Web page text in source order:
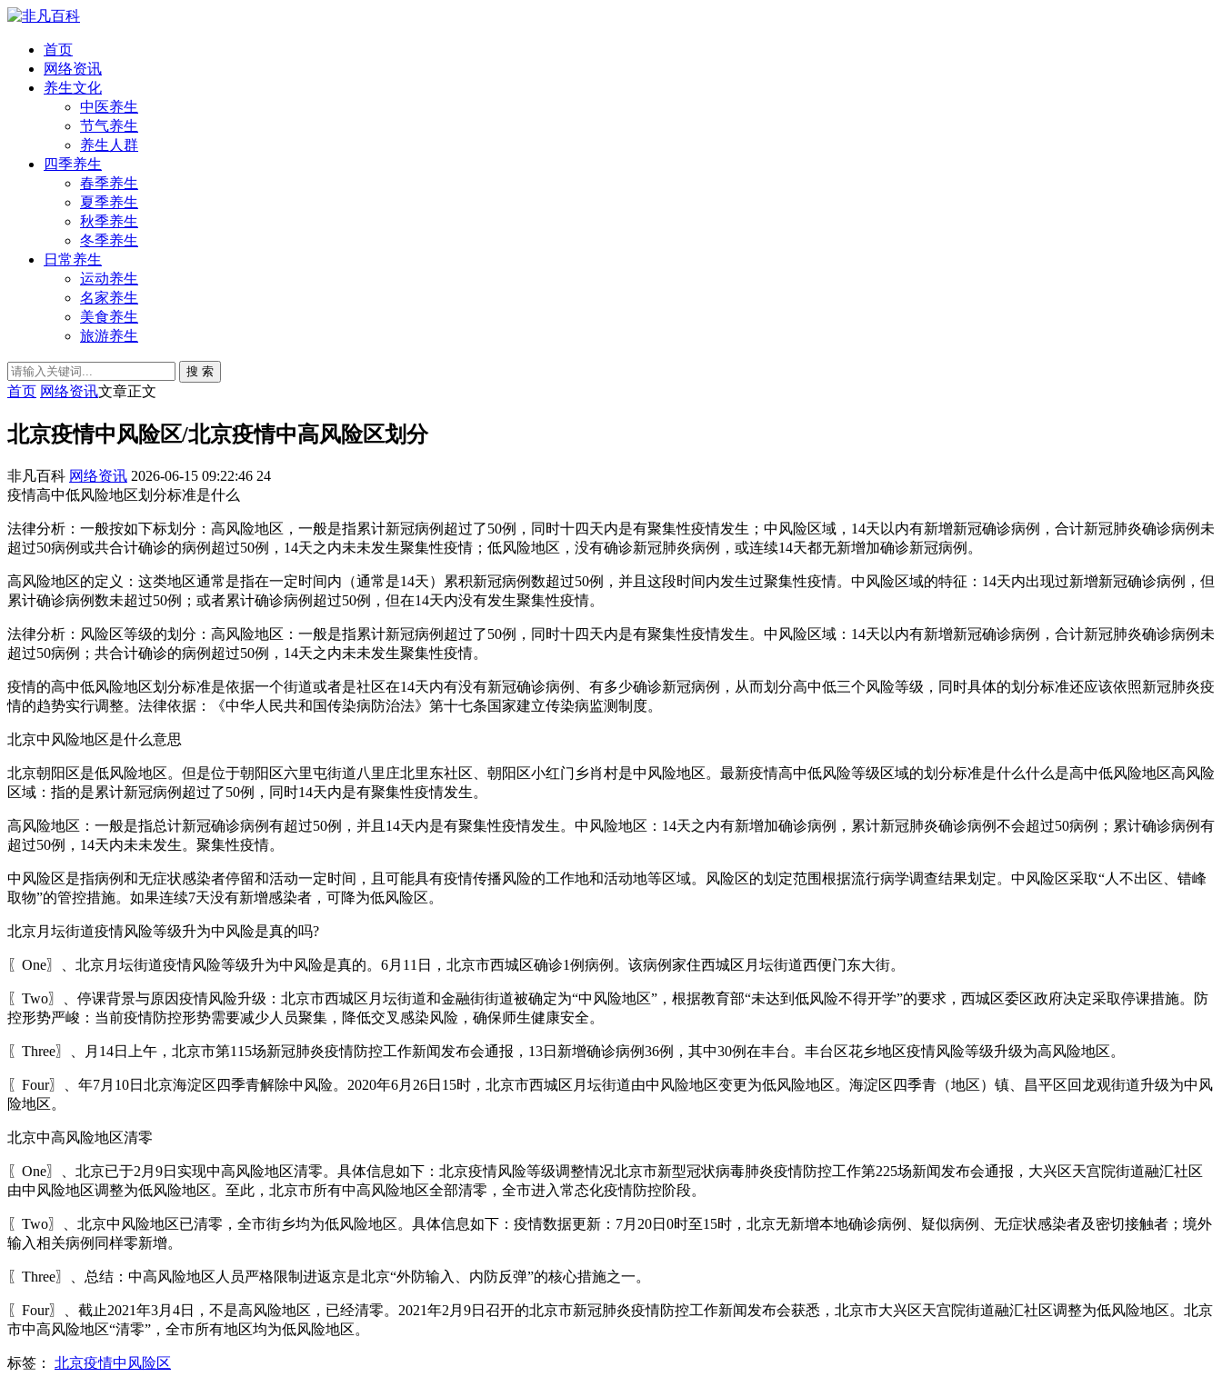
首页
网络资讯
养生文化
中医养生
节气养生
养生人群
四季养生
春季养生
夏季养生
秋季养生
冬季养生
日常养生
运动养生
名家养生
美食养生
旅游养生
搜 索
首页 网络资讯文章正文
北京疫情中风险区/北京疫情中高风险区划分
非凡百科 网络资讯 2026-06-15 09:22:46 24
疫情高中低风险地区划分标准是什么
法律分析：一般按如下标划分：高风险地区，一般是指累计新冠病例超过了50例，同时十四天内是有聚集性疫情发生；中风险区域，14天以内有新增新冠确诊病例，合计新冠肺炎确诊病例未
超过50病例或共合计确诊的病例超过50例，14天之内未未发生聚集性疫情；低风险地区，没有确诊新冠肺炎病例，或连续14天都无新增加确诊新冠病例。
高风险地区的定义：这类地区通常是指在一定时间内（通常是14天）累积新冠病例数超过50例，并且这段时间内发生过聚集性疫情。中风险区域的特征：14天内出现过新增新冠确诊病例，但
累计确诊病例数未超过50例；或者累计确诊病例超过50例，但在14天内没有发生聚集性疫情。
法律分析：风险区等级的划分：高风险地区：一般是指累计新冠病例超过了50例，同时十四天内是有聚集性疫情发生。中风险区域：14天以内有新增新冠确诊病例，合计新冠肺炎确诊病例未
超过50病例；共合计确诊的病例超过50例，14天之内未未发生聚集性疫情。
疫情的高中低风险地区划分标准是依据一个街道或者是社区在14天内有没有新冠确诊病例、有多少确诊新冠病例，从而划分高中低三个风险等级，同时具体的划分标准还应该依照新冠肺炎疫
情的趋势实行调整。法律依据：《中华人民共和国传染病防治法》第十七条国家建立传染病监测制度。
北京中风险地区是什么意思
北京朝阳区是低风险地区。但是位于朝阳区六里屯街道八里庄北里东社区、朝阳区小红门乡肖村是中风险地区。最新疫情高中低风险等级区域的划分标准是什么什么是高中低风险地区高风险
区域：指的是累计新冠病例超过了50例，同时14天内是有聚集性疫情发生。
高风险地区：一般是指总计新冠确诊病例有超过50例，并且14天内是有聚集性疫情发生。中风险地区：14天之内有新增加确诊病例，累计新冠肺炎确诊病例不会超过50病例；累计确诊病例有
超过50例，14天内未未发生。聚集性疫情。
中风险区是指病例和无症状感染者停留和活动一定时间，且可能具有疫情传播风险的工作地和活动地等区域。风险区的划定范围根据流行病学调查结果划定。中风险区采取“人不出区、错峰
取物”的管控措施。如果连续7天没有新增感染者，可降为低风险区。
北京月坛街道疫情风险等级升为中风险是真的吗?
〖One〗、北京月坛街道疫情风险等级升为中风险是真的。6月11日，北京市西城区确诊1例病例。该病例家住西城区月坛街道西便门东大街。
〖Two〗、停课背景与原因疫情风险升级：北京市西城区月坛街道和金融街街道被确定为“中风险地区”，根据教育部“未达到低风险不得开学”的要求，西城区委区政府决定采取停课措施。防
控形势严峻：当前疫情防控形势需要减少人员聚集，降低交叉感染风险，确保师生健康安全。
〖Three〗、月14日上午，北京市第115场新冠肺炎疫情防控工作新闻发布会通报，13日新增确诊病例36例，其中30例在丰台。丰台区花乡地区疫情风险等级升级为高风险地区。
〖Four〗、年7月10日北京海淀区四季青解除中风险。2020年6月26日15时，北京市西城区月坛街道由中风险地区变更为低风险地区。海淀区四季青（地区）镇、昌平区回龙观街道升级为中风
险地区。
北京中高风险地区清零
〖One〗、北京已于2月9日实现中高风险地区清零。具体信息如下：北京疫情风险等级调整情况北京市新型冠状病毒肺炎疫情防控工作第225场新闻发布会通报，大兴区天宫院街道融汇社区
由中风险地区调整为低风险地区。至此，北京市所有中高风险地区全部清零，全市进入常态化疫情防控阶段。
〖Two〗、北京中风险地区已清零，全市街乡均为低风险地区。具体信息如下：疫情数据更新：7月20日0时至15时，北京无新增本地确诊病例、疑似病例、无症状感染者及密切接触者；境外
输入相关病例同样零新增。
〖Three〗、总结：中高风险地区人员严格限制进返京是北京“外防输入、内防反弹”的核心措施之一。
〖Four〗、截止2021年3月4日，不是高风险地区，已经清零。2021年2月9日召开的北京市新冠肺炎疫情防控工作新闻发布会获悉，北京市大兴区天宫院街道融汇社区调整为低风险地区。北京
市中高风险地区“清零”，全市所有地区均为低风险地区。
标签： 北京疫情中风险区